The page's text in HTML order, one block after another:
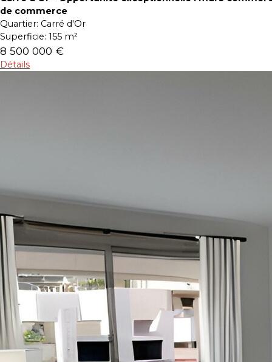
de commerce
Quartier: Carré d'Or
Superficie: 155 m²
8 500 000 €
Détails